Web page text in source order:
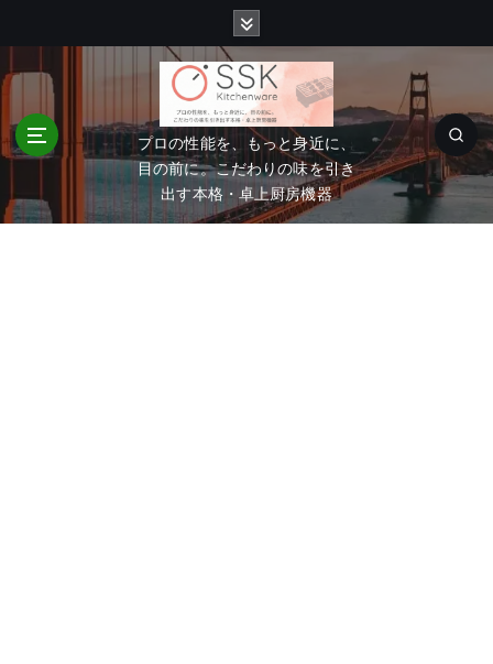
ン
へ
移
プロの性能を、もっと身近に、
目の前に。こだわりの味を引き
出す本格・卓上厨房機器